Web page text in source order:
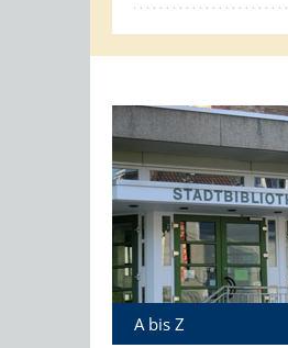
A bis Z